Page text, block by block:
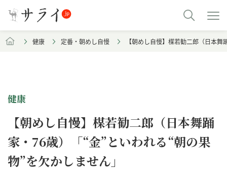
健康 定番・朝めし自慢 【朝めし自慢】楳若勧二郎（日本
健康
【朝めし自慢】楳若勧二郎（日本舞踊
家・76歳）「“金”といわれる“朝の果
物”を欠かしません」